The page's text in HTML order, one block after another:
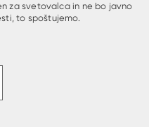
za svetovalca in ne bo javno
to spoštujemo.